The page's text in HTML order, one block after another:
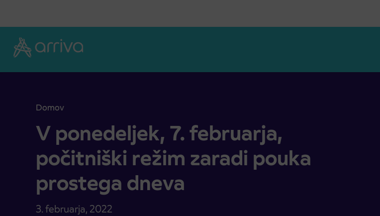
Domov
V ponedeljek, 7. februarja, počitniški režim zaradi pouka prostega dneva
V ponedeljek, 7. februarja,
počitniški režim zaradi pouka
prostega dneva
3. februarja, 2022